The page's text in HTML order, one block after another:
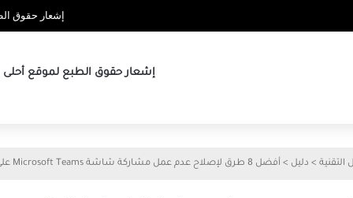
إشعار حقوق
إشعار حقوق الطبع لموقع أحلى
التقنية > دليل > أفضل 8 طرق لإصلاح عدم عمل مشاركة شاشة Microsoft Teams على Windows 10